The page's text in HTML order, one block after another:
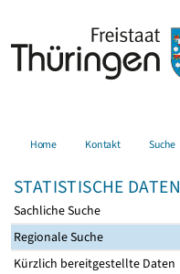
Home Kontakt Suche
STATISTISCHE DATEN
Sachliche Suche
Regionale Suche
Kürzlich bereitgestellte Daten